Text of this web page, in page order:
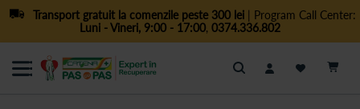
Transport gratuit la comenzile peste 300 lei| Program Call Center:
Luni - Vineri, 9:00 - 17:00, 0374.336.802
Cautare